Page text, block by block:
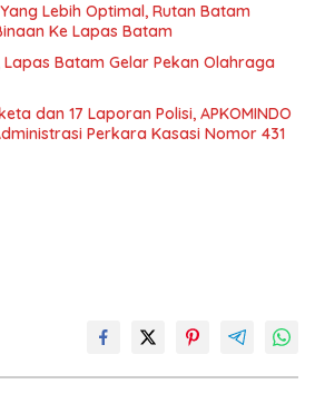
Lebih Optimal, Rutan Batam
Ke Lapas Batam
Lapas Batam Gelar Pekan Olahraga
dan 17 Laporan Polisi, APKOMINDO
Perkara Kasasi Nomor 431